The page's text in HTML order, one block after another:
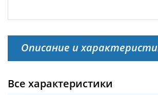
Описание и
Все характеристики